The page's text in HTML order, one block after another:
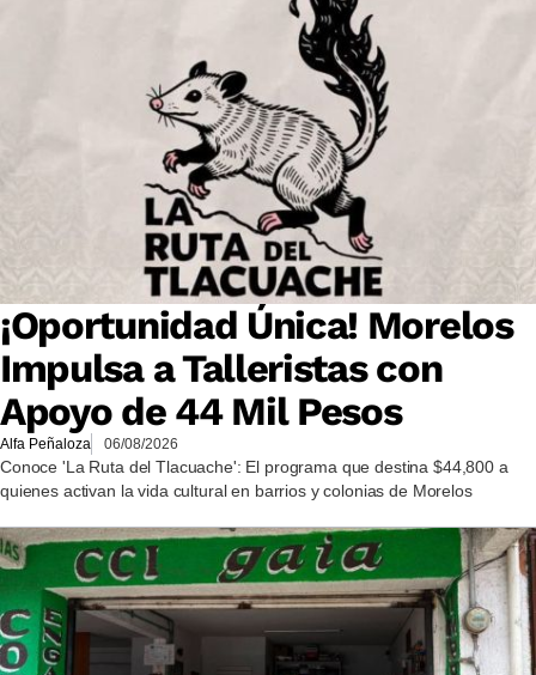
¡Oportunidad Única! Morelos
Impulsa a Talleristas con
Apoyo de 44 Mil Pesos
Alfa Peñaloza 06/08/2026
Conoce 'La Ruta del Tlacuache': El programa que destina $44,800 a
quienes activan la vida cultural en barrios y colonias de Morelos